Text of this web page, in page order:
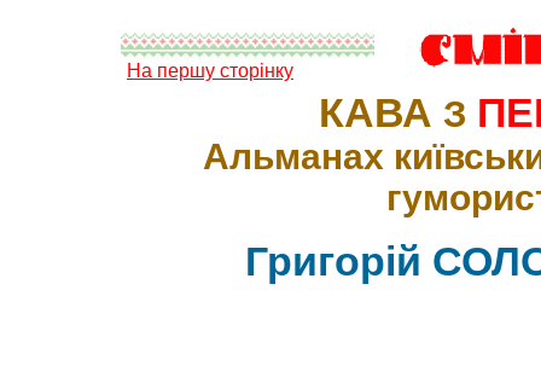
На першу сторінку
КАВА З
Альманах
Григорій